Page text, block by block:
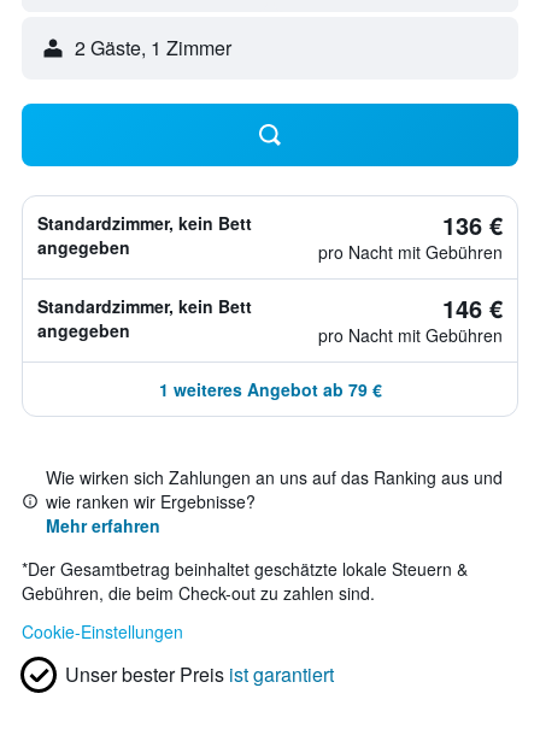
2 Gäste, 1 Zimmer
Standardzimmer, kein Bett
angegeben
136 €
pro Nacht mit Gebühren
Standardzimmer, kein Bett
angegeben
146 €
pro Nacht mit Gebühren
1 weiteres Angebot ab 79 €
Wie wirken sich Zahlungen an uns auf das Ranking aus und
wie ranken wir Ergebnisse?
Mehr erfahren
*Der Gesamtbetrag beinhaltet geschätzte lokale Steuern &
Gebühren, die beim Check-out zu zahlen sind.
Cookie-Einstellungen
Unser bester Preis ist garantiert